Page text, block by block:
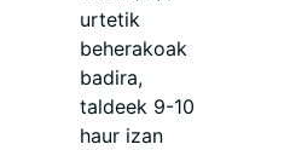
urtetik
beherakoak
badira,
taldeek 9-10
haur izan